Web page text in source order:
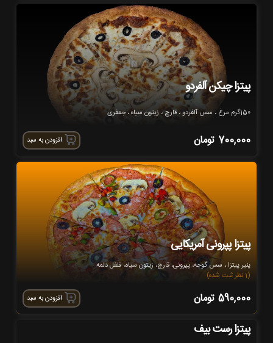
پیتزا چیکن آلفردو
150گرم مرغ ، سس آلفردو ، قارچ ، زیتون سیاه ، جعفری
700,000 تومان افزودن به سبد
پیتزا پپرونی آمریکایی
پنیر پیتزا ، سس گوجه، پپرونی، قارچ، زیتون سیاه، فلفل دلمه
(1 نظر ثبت شده)
590,000 تومان افزودن به سبد
پیتزا رست بیف